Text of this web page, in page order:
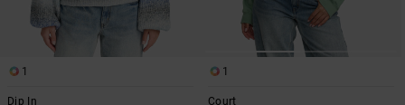
1
Dip In
1
Court